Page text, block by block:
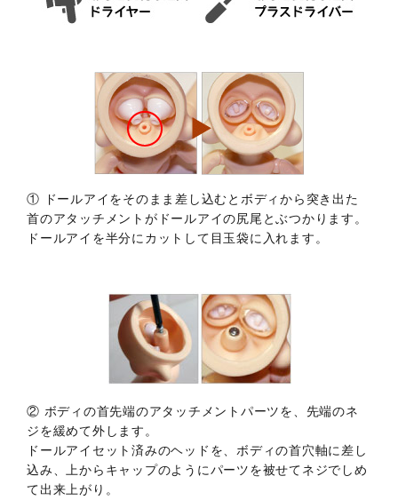
① ドールアイをそのまま差し込むとボディから突き出た
首のアタッチメントがドールアイの尻尾とぶつかります。
ドールアイを半分にカットして目玉袋に入れます。
② ボディの首先端のアタッチメントパーツを、先端のネ
ジを緩めて外します。
ドールアイセット済みのヘッドを、ボディの首穴軸に差し
込み、上からキャップのようにパーツを被せてネジでしめ
て出来上がり。